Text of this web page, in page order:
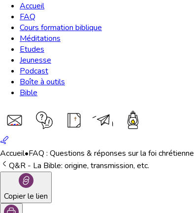
Accueil
FAQ
Cours formation biblique
Méditations
Etudes
Jeunesse
Podcast
Boîte à outils
Bible
Accueil•FAQ : Questions & réponses sur la foi chrétienne
Q&R - La Bible: origine, transmission, etc.
Copier le lien